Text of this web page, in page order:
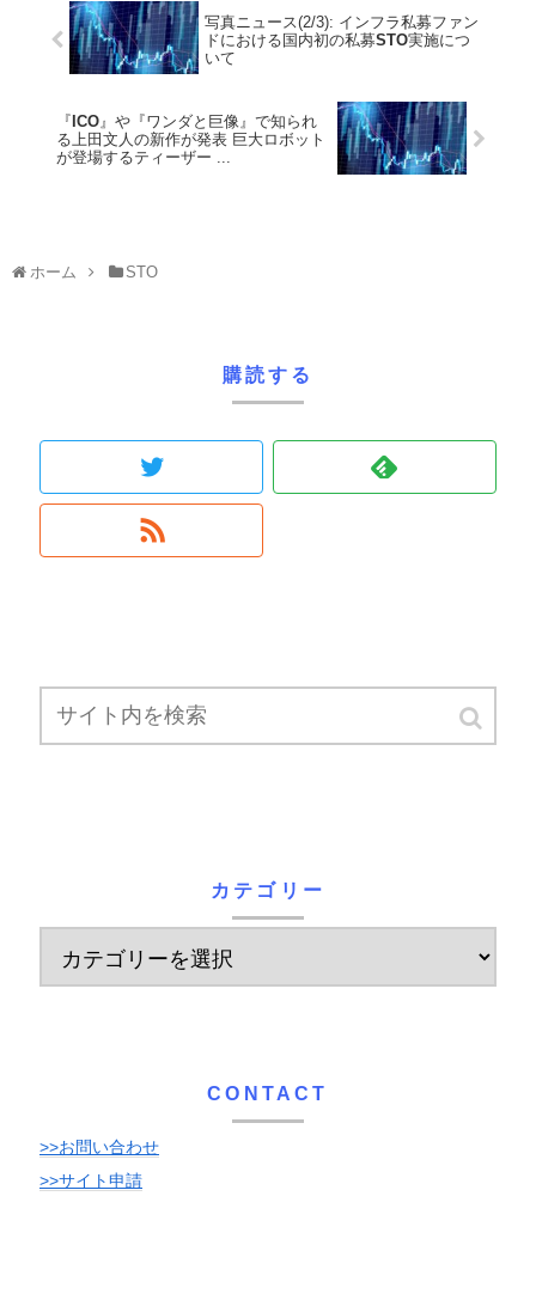
写真ニュース(2/3): インフラ私募ファン
ドにおける国内初の私募STO実施につ
いて
『 ICO』や『ワンダと巨像』で知られ
る上田文人の新作が発表 巨大ロボット
が登場するティーザー ...
ホーム STO
購読する
カテゴリー
CONTACT
>>お問い合わせ
>>サイト申請